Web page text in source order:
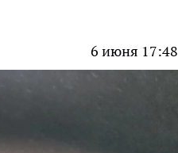
6 июня 17:48